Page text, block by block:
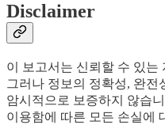
Disclaimer
이 보고서는 신뢰할 수 있는
그러나 정보의 정확성, 완
암시적으로 보증하지 않습
이용함에 따른 모든 손실에